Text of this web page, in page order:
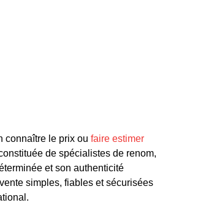
connaître le prix ou faire estimer
de spécialistes de renom,
et son authenticité
simples, fiables et sécurisées